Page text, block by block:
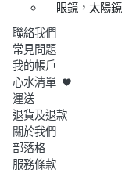
眼鏡，太陽鏡
聯絡我們
常見問題
我的帳戶
心水清單
運送
退貨及退款
關於我們
部落格
服務條款